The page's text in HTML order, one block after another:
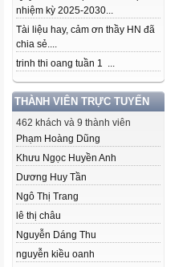
nhiệm kỳ 2025-2030...
Tài liệu hay, cảm ơn thầy HN đã
chia sẻ....
trinh thi oang tuần 1 ...
THÀNH VIÊN TRỰC TUYẾN
462 khách và 9 thành viên
Phạm Hoàng Dũng
Khưu Ngọc Huyền Anh
Dương Huy Tần
Ngô Thị Trang
lê thị châu
Nguyễn Dáng Thu
nguyễn kiều oanh